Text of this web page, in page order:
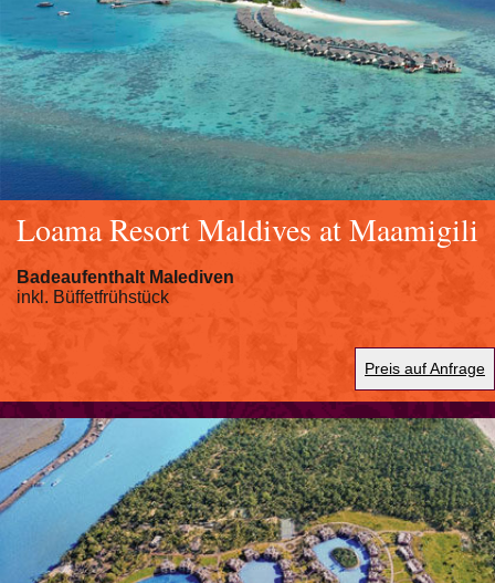
Loama Resort Maldives at Maamigili
Badeaufenthalt Malediven
inkl. Büffetfrühstück
Preis auf Anfrage